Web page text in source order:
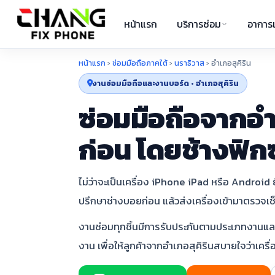
หน้าแรก บริการซ่อม อากา
หน้าแรก › ซ่อมมือถือภาคใต้› นราธิวาส › อำเภอสุคิริน
งานซ่อมมือถือและงานบอร์ด • อำเภอสุคิริน
ซ่อมมือถือจากอ
ก่อน โดยช้างฟิ
ไม่ว่าจะเป็นเครื่อง iPhone iPad หรือ
ปรึกษาช่างบอยก่อน แล้วส่งเครื่องเข้ามาตรวจ
งานซ่อมทุกชิ้นมีการรับประกันตามประเภทงานแ
งาน เพื่อให้ลูกค้าจากอำเภอสุคิรินสบายใจว่าเ